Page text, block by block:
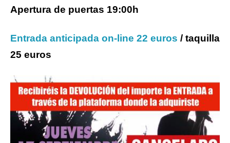
Apertura de puertas 19:00h
Entrada anticipada on-line 22 euros / taquilla
25 euros